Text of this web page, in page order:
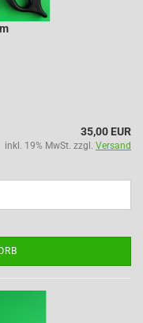
35,00 EUR
inkl. 19% MwSt. zzgl. Versand